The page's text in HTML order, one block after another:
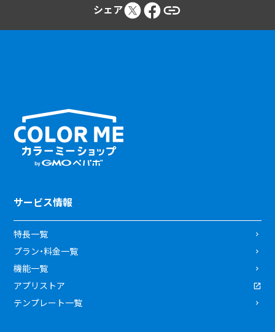
シェア
サービス情報
特長一覧
プラン・料金一覧
機能一覧
アプリストア
テンプレート一覧